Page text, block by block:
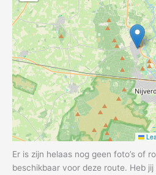
Er is zijn helaas nog geen foto’s of
beschikbaar voor deze route. Heb